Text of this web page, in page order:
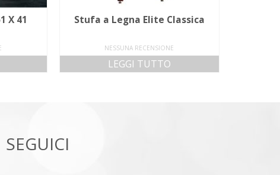
X 41 Stufa a Legna Elite Classica
NESSUNA RECENSIONE
LEGGI TUTTO
SEGUICI